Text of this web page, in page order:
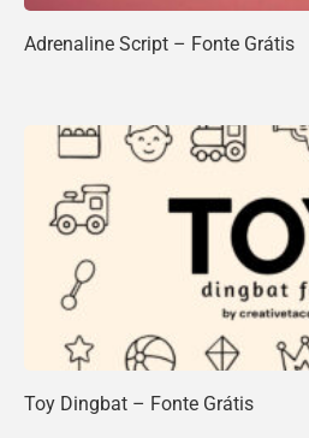
Adrenaline Script – Fonte Grátis
Toy Dingbat – Fonte Grátis